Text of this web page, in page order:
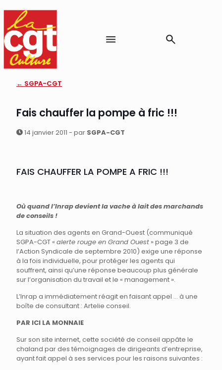
← SGPA-CGT
Fais chauffer la pompe à fric !!!
14 janvier 2011 - par SGPA-CGT
FAIS CHAUFFER LA POMPE A FRIC !!!
Où quand l’Inrap devient la vache à lait des marchands
de conseils !
La situation des agents en Grand-Ouest (communiqué
SGPA-CGT « alerte rouge en Grand Ouest » page 3 de
l’Action Syndicale de septembre 2010) exige une réponse
à la fois individuelle, pour protéger les agents qui
souffrent, ainsi qu’une réponse beaucoup plus générale
sur l’organisation du travail et le « management ».
L’Inrap a immédiatement réagit en faisant appel … à une
boîte de consultant : Artelie conseil.
PAR ICI LA MONNAIE
Sur son site internet, cette société de conseil appâte le
chaland par des témoignages de dirigeants d’entreprise,
ayant fait appel à ses services pour les raisons suivantes :